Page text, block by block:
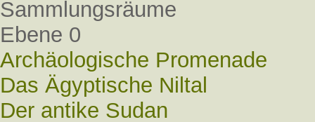
Sammlungsräume
Ebene 0
Archäologische Promenade
Das Ägyptische Niltal
Der antike Sudan